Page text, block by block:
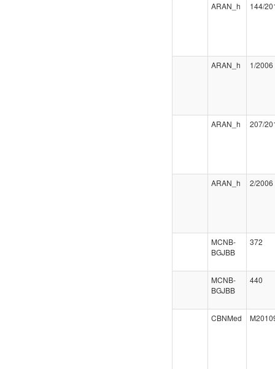
ARAN_h 144/
ARAN_h 1/2006
ARAN_h 207/
ARAN_h 2/2006
MCNB-
BGJBB
372
MCNB-
BGJBB
440
CBNMed